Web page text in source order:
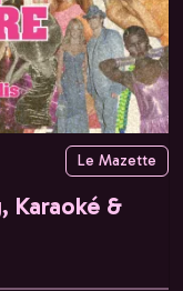
Le Mazette
Karaoké &